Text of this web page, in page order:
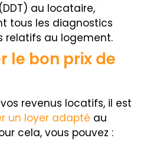
au locataire,
tous les diagnostics
relatifs au logement.
le bon prix de
revenus locatifs, il est
un loyer adapté au
cela, vous pouvez :